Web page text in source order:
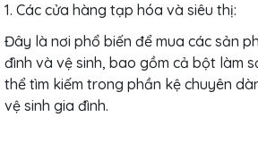
1. Các cửa hàng tạp hóa và siêu thị:
Đây là nơi phổ biến để mua các sản
đình và vệ sinh, bao gồm cả bột làm
thể tìm kiếm trong phần kệ chuyên
vệ sinh gia đình.